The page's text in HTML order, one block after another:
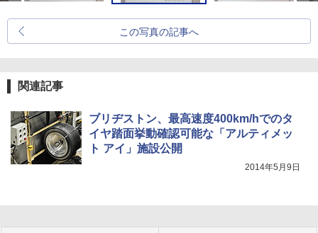
この写真の記事へ
関連記事
ブリヂストン、最高速度400km/hでのタ
イヤ踏面挙動確認可能な「アルティメッ
ト アイ」施設公開
2014年5月9日